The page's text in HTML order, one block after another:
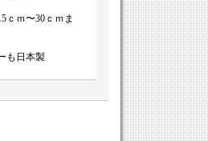
ｍ〜30ｃｍま
も日本製